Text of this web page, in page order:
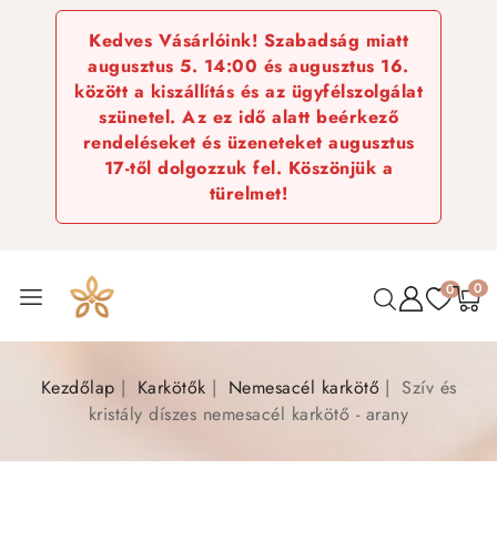
Kedves Vásárlóink! Szabadság miatt
augusztus 5. 14:00 és augusztus 16.
között a kiszállítás és az ügyfélszolgálat
szünetel. Az ez idő alatt beérkező
rendeléseket és üzeneteket augusztus
17-től dolgozzuk fel. Köszönjük a
türelmet!
0 0
Kezdőlap Karkötők Nemesacél karkötő
Szív és
kristály díszes nemesacél karkötő - arany